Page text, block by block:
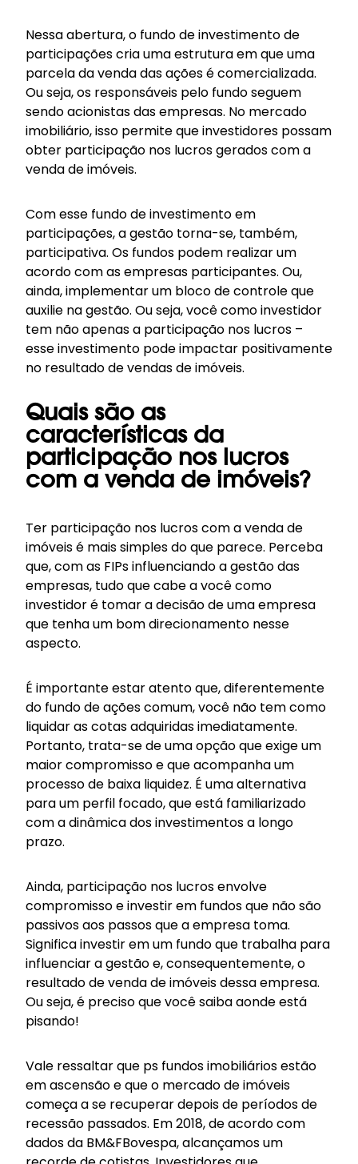
Nessa abertura, o fundo de investimento de
participações cria uma estrutura em que uma
parcela da venda das ações é comercializada.
Ou seja, os responsáveis pelo fundo seguem
sendo acionistas das empresas. No mercado
imobiliário, isso permite que investidores possam
obter participação nos lucros gerados com a
venda de imóveis.
Com esse fundo de investimento em
participações, a gestão torna-se, também,
participativa. Os fundos podem realizar um
acordo com as empresas participantes. Ou,
ainda, implementar um bloco de controle que
auxilie na gestão. Ou seja, você como investidor
tem não apenas a participação nos lucros –
esse investimento pode impactar positivamente
no resultado de vendas de imóveis.
Quais são as
características da
participação nos lucros
com a venda de imóveis?
Ter participação nos lucros com a venda de
imóveis é mais simples do que parece. Perceba
que, com as FIPs influenciando a gestão das
empresas, tudo que cabe a você como
investidor é tomar a decisão de uma empresa
que tenha um bom direcionamento nesse
aspecto.
É importante estar atento que, diferentemente
do fundo de ações comum, você não tem como
liquidar as cotas adquiridas imediatamente.
Portanto, trata-se de uma opção que exige um
maior compromisso e que acompanha um
processo de baixa liquidez. É uma alternativa
para um perfil focado, que está familiarizado
com a dinâmica dos investimentos a longo
prazo.
Ainda, participação nos lucros envolve
compromisso e investir em fundos que não são
passivos aos passos que a empresa toma.
Significa investir em um fundo que trabalha para
influenciar a gestão e, consequentemente, o
resultado de venda de imóveis dessa empresa.
Ou seja, é preciso que você saiba aonde está
pisando!
Vale ressaltar que ps fundos imobiliários estão
em ascensão e que o mercado de imóveis
começa a se recuperar depois de períodos de
recessão passados. Em 2018, de acordo com
dados da BM&FBovespa,alcançamos um